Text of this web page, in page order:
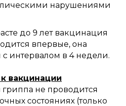
нарушениями
до 9 лет вакцинация
впервые, она
интервалом в 4 недели.
вакцинации
не проводится
состояниях (только